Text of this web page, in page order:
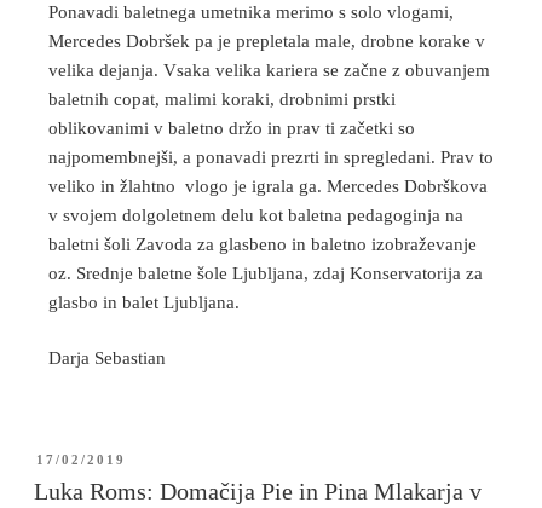
Ponavadi baletnega umetnika merimo s solo vlogami,
Mercedes Dobršek pa je prepletala male, drobne korake v
velika dejanja. Vsaka velika kariera se začne z obuvanjem
baletnih copat, malimi koraki, drobnimi prstki
oblikovanimi v baletno držo in prav ti začetki so
najpomembnejši, a ponavadi prezrti in spregledani. Prav to
veliko in žlahtno vlogo je igrala ga. Mercedes Dobrškova
v svojem dolgoletnem delu kot baletna pedagoginja na
baletni šoli Zavoda za glasbeno in baletno izobraževanje
oz. Srednje baletne šole Ljubljana, zdaj Konservatorija za
glasbo in balet Ljubljana.
Darja Sebastian
17/02/2019
Luka Roms: Domačija Pie in Pina Mlakarja v